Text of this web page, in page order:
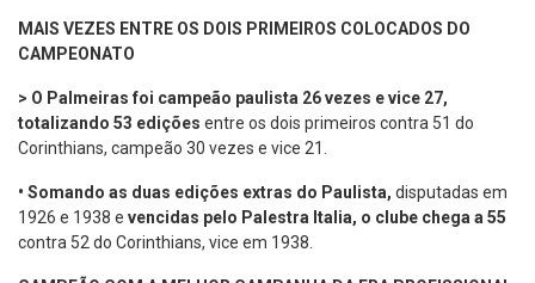
MAIS VEZES ENTRE OS DOIS PRIMEIROS COLOCADOS DO
CAMPEONATO
> O Palmeiras foi campeão paulista 26 vezes e vice 27,
totalizando 53 edições entre os dois primeiros contra 51 do
Corinthians, campeão 30 vezes e vice 21.
• Somando as duas edições extras do Paulista, disputadas em
1926 e 1938 e vencidas pelo Palestra Italia, o clube chega a 55
contra 52 do Corinthians, vice em 1938.